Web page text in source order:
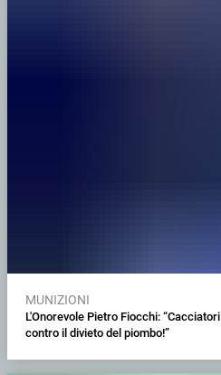
MUNIZIONI
L'Onorevole Pietro Fiocchi:
contro il divieto del piombo!”